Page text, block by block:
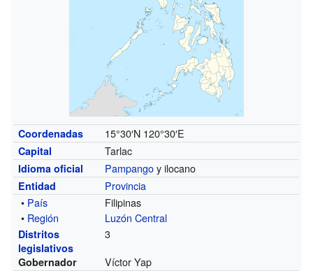
Coordenadas 15°30′N 120°30′E
Capital Tarlac
Idioma oficial Pampangoy ilocano
Entidad
Provincia
• País
Filipinas
• Región Luzón Central
Distritos
legislativos
Gobernador
3
Víctor Yap